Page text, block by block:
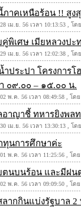
ภาคเหนือร้อน !! สูง
เม.ย. 56 เวลา 10:13:53 , โด
คู่พิเศษ เมียหลวงปะ
เม.ย. 56 เวลา 12:02:38 , โด
ำประปา โครงการ
า ๐๙.๐๐ – ๑๕.๐๐ น.
พ.ค. 56 เวลา 08:49:58 , โด
อาญาชี้ ทหารยิงพล
เม.ย. 56 เวลา 13:30:13 , โ
ทุนการศึกษาค่ะ
พ.ค. 56 เวลา 11:25:56 , โดย
ตนบนร้อน และมีฝน
พ.ค. 56 เวลา 09:09:50 , โด
ลากกินแบ่งรัฐบาล 2